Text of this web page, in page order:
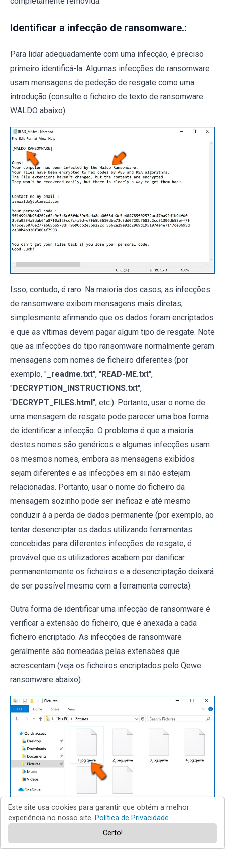
Identificar a infecção de ransomware.:
Para lidar adequadamente com uma infecção, é preciso
primeiro identificá-la. Algumas infecções de ransomware
usam mensagens de pedeção de resgate como uma
introdução (consulte o ficheiro de texto de ransomware
WALDO abaixo).
Isso, contudo, é raro. Na maioria dos casos, as infecções
de ransomware exibem mensagens mais diretas,
simplesmente afirmando que os dados foram encriptados
e que as vítimas devem pagar algum tipo de resgate. Note
que as infecções do tipo ransomware normalmente geram
mensagens com nomes de ficheiro diferentes (por
exemplo, " _readme.txt", "READ-ME.txt",
"DECRYPTION_INSTRUCTIONS.txt",
"DECRYPT_FILES.html", etc.). Portanto, usar o nome de
uma mensagem de resgate pode parecer uma boa forma
de identificar a infecção. O problema é que a maioria
destes nomes são genéricos e algumas infecções usam
os mesmos nomes, embora as mensagens exibidos
sejam diferentes e as infecções em si não estejam
relacionadas. Portanto, usar o nome do ficheiro da
mensagem sozinho pode ser ineficaz e até mesmo
conduzir à a perda de dados permanente (por exemplo, ao
tentar desencriptar os dados utilizando ferramentas
concebidas para diferentes infecções de resgate, é
provável que os utilizadores acabem por danificar
permanentemente os ficheiros e a desencriptação deixará
de ser possível mesmo com a ferramenta correcta).
Outra forma de identificar uma infecção de ransomware é
verificar a extensão do ficheiro, que é anexada a cada
ficheiro encriptado. As infecções de ransomware
geralmente são nomeadas pelas extensões que
acrescentam (veja os ficheiros encriptados pelo Qewe
ransomware abaixo).
Este site usa cookies para garantir que obtém a melhor
experiência no nosso site. Política de Privacidade
Certo!